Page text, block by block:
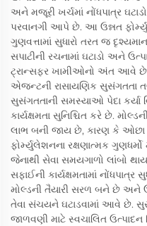
અને મજૂરી ખર્ચમાં નોંધપાત્ર
પરવાનગી આપે છે. આ ઉન્નત
ગુણવત્તામાં સુધારો તરત જ
સપાટીની રચનામાં ઘટાડો અને
ટ્રાન્સફર ખામીઓનો અંત આવે છે.
એજન્ટની રાસાયણિક સુસંગતતા
સુસંગતતાની સમસ્યાઓ પેદા કર્યા
કાર્યક્ષમતા સુનિશ્ચિત કરે છે.
લાભ બની જાય છે, કારણ કે ઓછા
ફોર્મ્યુલેશનના રક્ષણાત્મક
જેનાથી સેવા સમયગાળો લાંબો
સફાઈની કાર્યક્ષમતામાં
મોલ્ડની તૈયારી સરળ બને છે અને
તેવા સંચયને ઘટાડવામાં આવે છે.
જાળવણી માટે સ્વચાલિત